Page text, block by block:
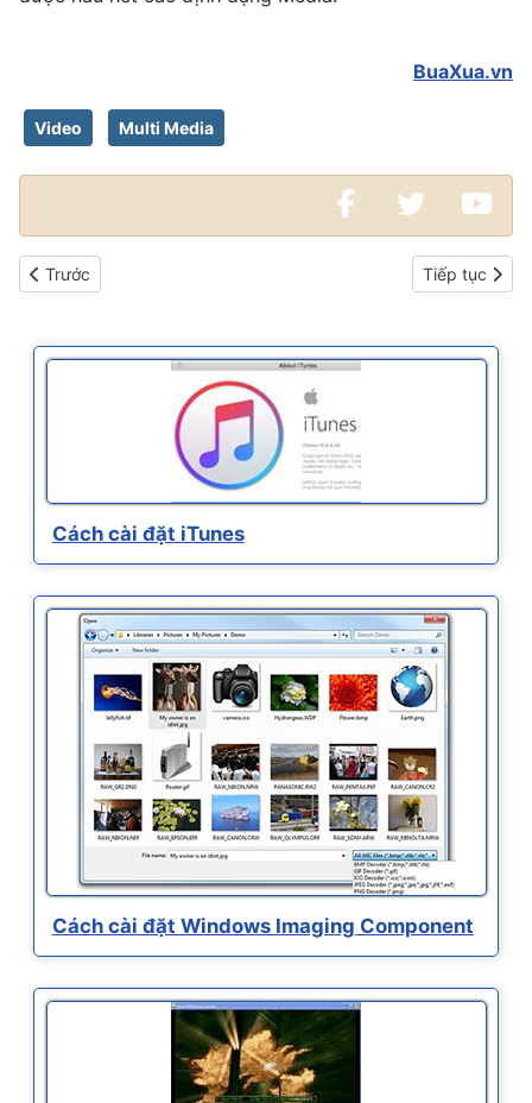
BuaXua.vn
Video Multi Media
Bài viết trước: Cách cài đặt mới lại Windows XP
Trước Bài viết kế
Tiếp tục
Cách cài đặt iTunes
Cách cài đặt Windows Imaging Component